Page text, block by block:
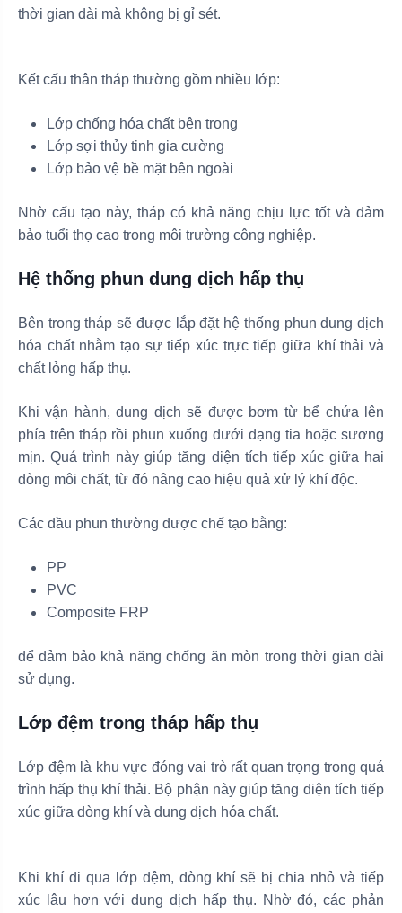
thời gian dài mà không bị gỉ sét.
Kết cấu thân tháp thường gồm nhiều lớp:
Lớp chống hóa chất bên trong
Lớp sợi thủy tinh gia cường
Lớp bảo vệ bề mặt bên ngoài
Nhờ cấu tạo này, tháp có khả năng chịu lực tốt và đảm
bảo tuổi thọ cao trong môi trường công nghiệp.
Hệ thống phun dung dịch hấp thụ
Bên trong tháp sẽ được lắp đặt hệ thống phun dung dịch
hóa chất nhằm tạo sự tiếp xúc trực tiếp giữa khí thải và
chất lỏng hấp thụ.
Khi vận hành, dung dịch sẽ được bơm từ bể chứa lên
phía trên tháp rồi phun xuống dưới dạng tia hoặc sương
mịn. Quá trình này giúp tăng diện tích tiếp xúc giữa hai
dòng môi chất, từ đó nâng cao hiệu quả xử lý khí độc.
Các đầu phun thường được chế tạo bằng:
PP
PVC
Composite FRP
để đảm bảo khả năng chống ăn mòn trong thời gian dài
sử dụng.
Lớp đệm trong tháp hấp thụ
Lớp đệm là khu vực đóng vai trò rất quan trọng trong quá
trình hấp thụ khí thải. Bộ phận này giúp tăng diện tích tiếp
xúc giữa dòng khí và dung dịch hóa chất.
Khi khí đi qua lớp đệm, dòng khí sẽ bị chia nhỏ và tiếp
xúc lâu hơn với dung dịch hấp thụ. Nhờ đó, các phản